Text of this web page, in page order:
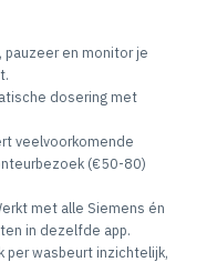
pauzeer en monitor je
dosering met
veelvoorkomende
(€50-80)
met alle Siemens én
in dezelfde app.
per wasbeurt inzichtelijk,